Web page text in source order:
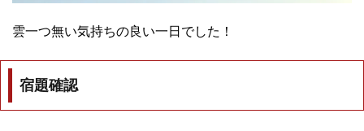
雲一つ無い気持ちの良い一日でした！
宿題確認